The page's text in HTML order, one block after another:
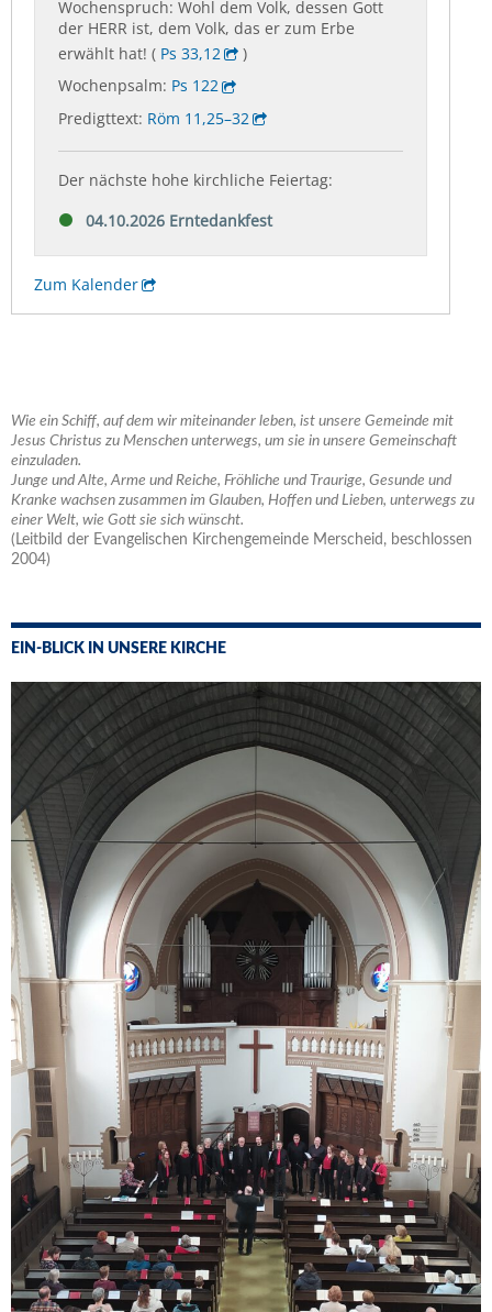
Wie ein Schiff, auf dem wir miteinander leben, ist unsere Gemeinde mit
Jesus Christus zu Menschen unterwegs, um sie in unsere Gemeinschaft
einzuladen.
Junge und Alte, Arme und Reiche, Fröhliche und Traurige, Gesunde und
Kranke wachsen zusammen im Glauben, Hoffen und Lieben, unterwegs zu
einer Welt, wie Gott sie sich wünscht.
(Leitbild der Evangelischen Kirchengemeinde Merscheid, beschlossen
2004)
EIN-BLICK IN UNSERE KIRCHE